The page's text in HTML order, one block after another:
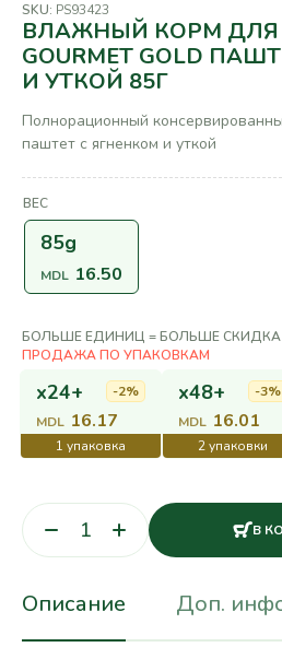
SKU: PS93423
ВЛАЖНЫЙ КОРМ
GOURMET GOLD
И УТКОЙ 85Г
Полнорационный
паштет с ягненком и уткой
ВЕС
85g
MDL 16.50
БОЛЬШЕ ЕДИНИЦ = БОЛЬШЕ СКИДКА
x24+
MDL 16.17
-2% x48+
MDL 16.01
-3%
В
Описание Доп.